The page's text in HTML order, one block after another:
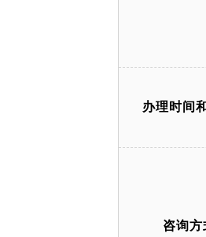
办理时间
咨询方